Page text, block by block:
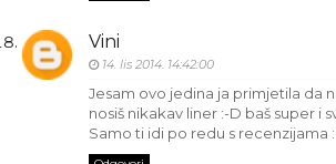
Vini
14. lis 2014. 14:42:00
Jesam ovo jedina ja primjetila da
nosiš nikakav liner :-D baš super i
Samo ti idi po redu s recenzijama